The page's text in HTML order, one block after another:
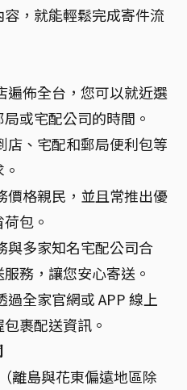
，就能輕鬆完成寄件流
遍佈全台，您可以就近選
或宅配公司的時間。
店、宅配和郵局便利包等
價格親民，並且常推出優
包。
與多家知名宅配公司合
務，讓您安心寄送。
過全家官網或 APP 線上
裹配送資訊。
離島與花東偏遠地區除